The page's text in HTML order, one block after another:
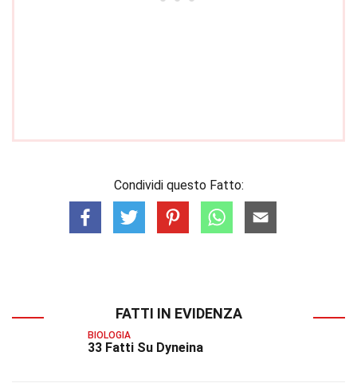
Condividi questo Fatto:
FATTI IN EVIDENZA
BIOLOGIA
33 Fatti Su Dyneina